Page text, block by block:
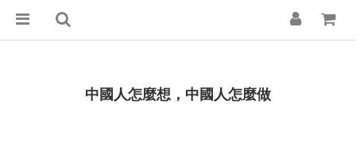
中國人怎麼想，中國人怎麼做